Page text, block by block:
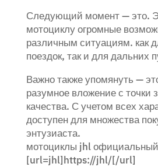
Следующий момент — это.
мотоциклу огромные
различным ситуациям. как
поездок, так и для дальних
Важно также упомянуть —
разумное вложение с точки
качества. С учетом всех
доступен для множества
энтузиаста.
мотоциклы jhl
[url=jhl]https://jhl/[/url]